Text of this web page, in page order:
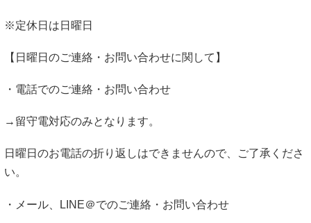
※定休日は日曜日
【日曜日のご連絡・お問い合わせに関して】
・電話でのご連絡・お問い合わせ
→留守電対応のみとなります。
日曜日のお電話の折り返しはできませんので、ご了承くださ
い。
・メール、LINE＠でのご連絡・お問い合わせ